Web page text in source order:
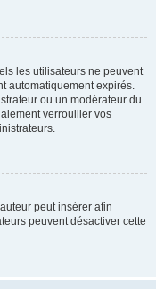
les utilisateurs ne peuvent
automatiquement expirés.
ou un modérateur du
verrouiller vos
peut insérer afin
peuvent désactiver cette